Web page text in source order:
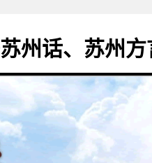
州话、苏州